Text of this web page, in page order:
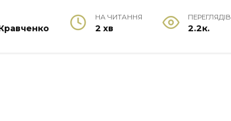
НА ЧИТАННЯ
2 хв
ПЕРЕГЛЯДІВ
2.2к.